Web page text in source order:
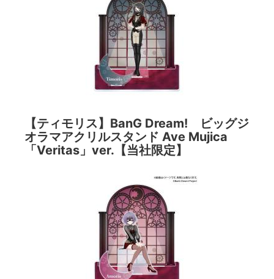
【ティモリス】BanG Dream! ビッグジ
オラマアクリルスタンド Ave Mujica
「Veritas」ver.【当社限定】